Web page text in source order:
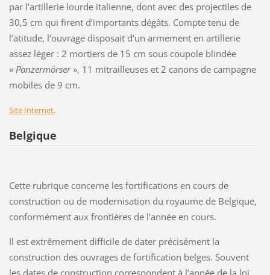
par l’artillerie lourde italienne, dont avec des projectiles de
30,5 cm qui firent d’importants dégâts. Compte tenu de
l’atitude, l’ouvrage disposait d’un armement en artillerie
assez léger : 2 mortiers de 15 cm sous coupole blindée
« Panzermörser», 11 mitrailleuses et 2 canons de campagne
mobiles de 9 cm.
Site Internet.
Belgique
Cette rubrique concerne les fortifications en cours de
construction ou de modernisation du royaume de Belgique,
conformément aux frontières de l’année en cours.
Il est extrêmement difficile de dater précisément la
construction des ouvrages de fortification belges. Souvent